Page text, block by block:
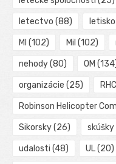
letectvo (88) letisko
MI (102) Mil (102)
nehody(80) OM
organizácie (25) RHC
Robinson Helicopter
Sikorsky(26) skúšky
udalosti (48) UL(20)